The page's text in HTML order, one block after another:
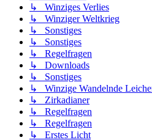
↳ Winziges Verlies
↳ Winziger Weltkrieg
↳ Sonstiges
↳ Sonstiges
↳ Regelfragen
↳ Downloads
↳ Sonstiges
↳ Winzige Wandelnde
↳ Zirkadianer
↳ Regelfragen
↳ Regelfragen
↳ Erstes Licht